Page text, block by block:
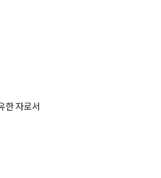
한 자로서